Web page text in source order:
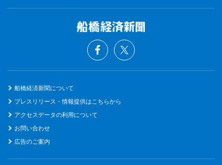
船橋経済新聞について
プレスリリース・情報提供はこちらから
アクセスデータの利用について
お問い合わせ
広告のご案内